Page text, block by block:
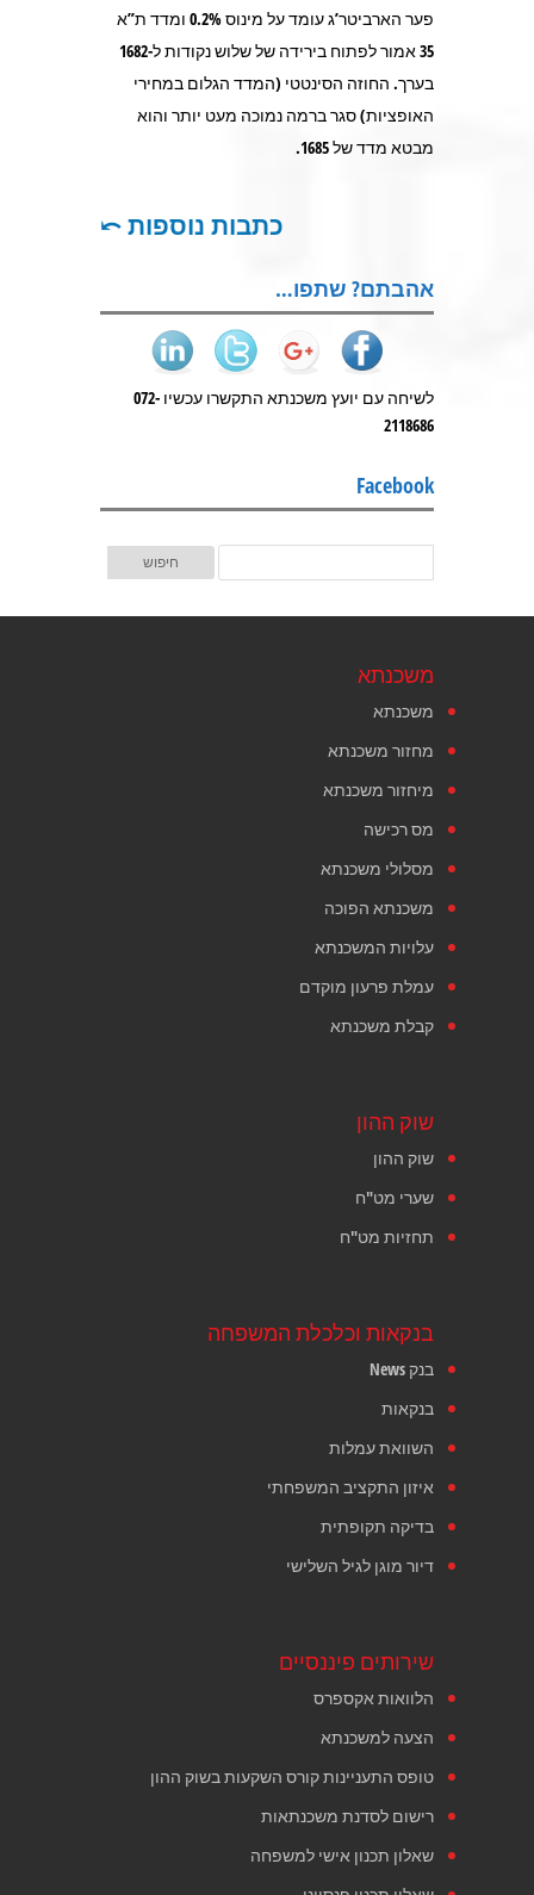
פער הארביטר’ג עומד על מינוס 0.2% ומדד ת”א
35 אמור לפתוח בירידה של שלוש נקודות ל-1682
בערך. החוזה הסינטטי (המדד הגלום במחירי
האופציות) סגר ברמה נמוכה מעט יותר והוא
מבטא מדד של 1685.
כתבות נוספות ⤺
אהבתם? שתפו…
לשיחה עם יועץ משכנתא התקשרו עכשיו 072-
2118686
Facebook
משכנתא
משכנתא
מחזור משכנתא
מיחזור משכנתא
מס רכישה
מסלולי משכנתא
משכנתא הפוכה
עלויות המשכנתא
עמלת פרעון מוקדם
קבלת משכנתא
שוק ההון
שוק ההון
שערי מט"ח
תחזיות מט"ח
בנקאות וכלכלת המשפחה
בנק News
בנקאות
השוואת עמלות
איזון התקציב המשפחתי
בדיקה תקופתית
דיור מוגן לגיל השלישי
שירותים פיננסיים
הלוואות אקספרס
הצעה למשכנתא
טופס התעניינות קורס השקעות בשוק ההון
רישום לסדנת משכנתאות
שאלון תכנון אישי למשפחה